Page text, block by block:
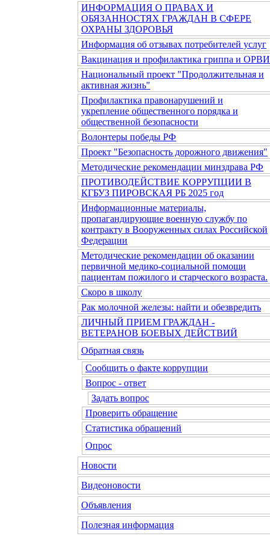
ИНФОРМАЦИЯ О ПРАВАХ И
ОБЯЗАННОСТЯХ ГРАЖДАН В СФЕРЕ
ОХРАНЫ ЗДОРОВЬЯ
Информация об отзывах потребителей услуг
Вакцинация и профилактика гриппа и ОРВИ
Национальный проект "Продолжительная и
активная жизнь"
Профилактика правонарушений и
укрепление общественного порядка и
общественной безопасности
Волонтеры победы РФ
Проект "Безопасность дорожного движения"
Методические рекомендации минздрава РФ
ПРОТИВОДЕЙСТВИЕ КОРРУПЦИИ В
КГБУЗ ПИРОВСКАЯ РБ 2025 год
Информационные материалы,
пропагандирующие военную службу по
контракту в Вооруженных силах Российской
Федерации
Методические рекомендации об оказании
первичной медико-социальной помощи
пациентам пожилого и старческого возраста.
Скоро в школу
Рак молочной железы: найти и обезвредить
ЛИЧНЫЙ ПРИЕМ ГРАЖДАН -
ВЕТЕРАНОВ БОЕВЫХ ДЕЙСТВИЙ
Обратная связь
Сообщить о факте коррупции
Вопрос - ответ
Задать вопрос
Проверить обращение
Статистика обращений
Опрос
Новости
Видеоновости
Объявления
Полезная информация